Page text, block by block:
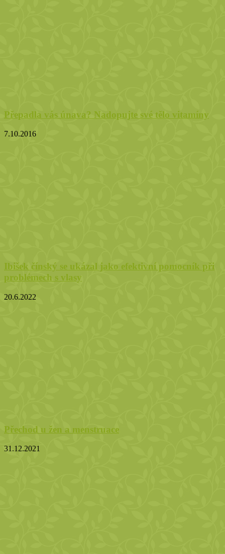
Přepadla vás únava? Nadopujte své tělo vitamíny
7.10.2016
Ibišek čínský se ukázal jako efektivní pomocník při
problémech s vlasy
20.6.2022
Přechod u žen a menstruace
31.12.2021